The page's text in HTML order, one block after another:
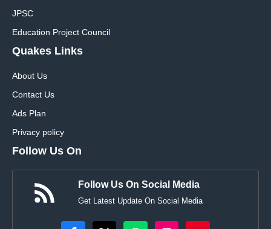
JPSC
Education Project Council
Quakes Links
About Us
Contact Us
Ads Plan
Privacy policy
Follow Us On
Follow Us On Social Media
Get Latest Update On Social Media